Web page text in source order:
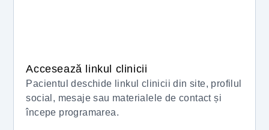
Accesează linkul clinicii
Pacientul deschide linkul clinicii din site, profilul
social, mesaje sau materialele de contact și
începe programarea.